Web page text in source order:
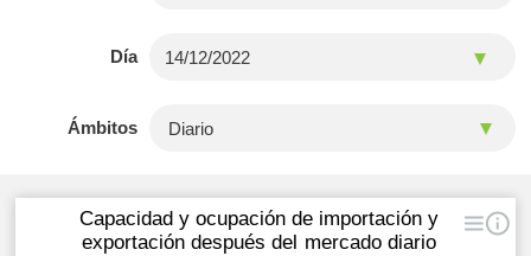
Día
Ámbitos
Capacidad y ocupación de importación y
exportación después del mercado diario